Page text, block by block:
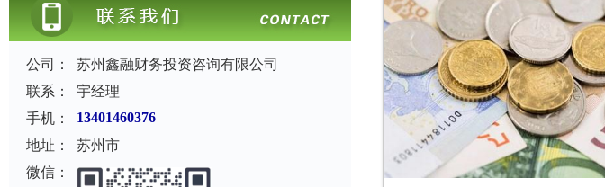
公司：
苏州鑫融财务投资咨询有限公司
联系：
宇经理
手机：
13401460376
地址：
苏州市
微信：